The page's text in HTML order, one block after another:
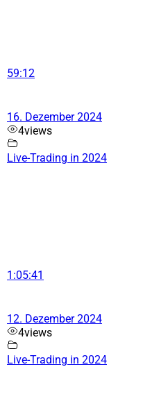
59:12
16. Dezember 2024
4views
Live-Trading in 2024
1:05:41
12. Dezember 2024
4views
Live-Trading in 2024